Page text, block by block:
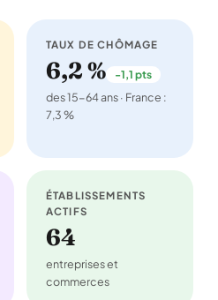
TAUX DE CHÔMAGE
6,2 % -1,1 pts
des 15-64 ans · France :
7,3 %
ÉTABLISSEMENTS
ACTIFS
64
entreprises et
commerces